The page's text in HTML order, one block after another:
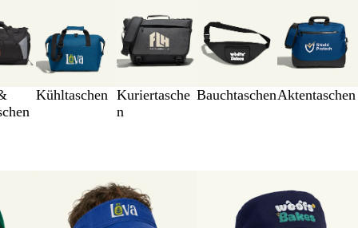
Kühltaschen Kuriertasche
n
BauchtaschenAktentaschen